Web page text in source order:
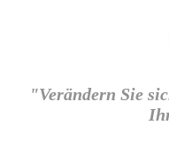
"Verändern Sie